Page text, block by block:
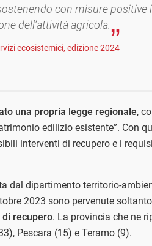
con misure positive
dell’attività agricola.
ecosistemici, edizione 2024
una propria legge regionale,
edilizio esistente”. Con
interventi di recupero e i
dal dipartimento territorio-
2023 sono pervenute
recupero. La provincia che ne
Pescara (15) e Teramo (9).